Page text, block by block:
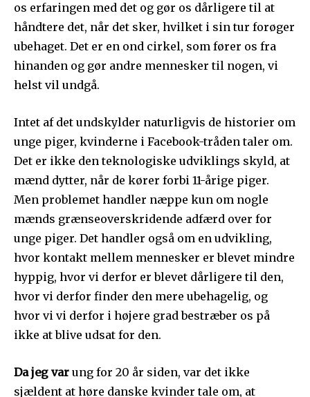
os erfaringen med det og gør os dårligere til at
håndtere det, når det sker, hvilket i sin tur forøger
ubehaget. Det er en ond cirkel, som fører os fra
hinanden og gør andre mennesker til nogen, vi
helst vil undgå.
Intet af det undskylder naturligvis de historier om
unge piger, kvinderne i Facebook-tråden taler om.
Det er ikke den teknologiske udviklings skyld, at
mænd dytter, når de kører forbi 11-årige piger.
Men problemet handler næppe kun om nogle
mænds grænseoverskridende adfærd over for
unge piger. Det handler også om en udvikling,
hvor kontakt mellem mennesker er blevet mindre
hyppig, hvor vi derfor er blevet dårligere til den,
hvor vi derfor finder den mere ubehagelig, og
hvor vi vi derfor i højere grad bestræber os på
ikke at blive udsat for den.
Da jeg var ung for 20 år siden, var det ikke
sjældent at høre danske kvinder tale om, at